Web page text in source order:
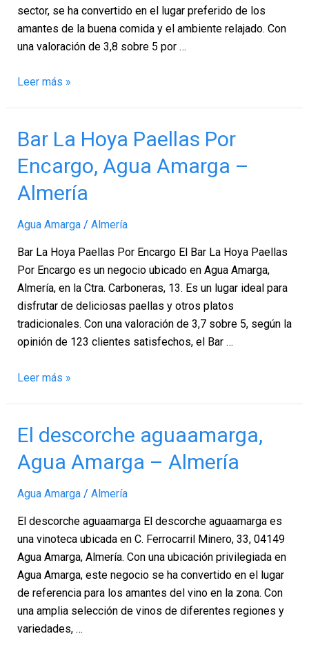
sector, se ha convertido en el lugar preferido de los
amantes de la buena comida y el ambiente relajado. Con
una valoración de 3,8 sobre 5 por …
Leer más »
Bar La Hoya Paellas Por
Encargo, Agua Amarga –
Almería
Agua Amarga/ Almería
Bar La Hoya Paellas Por Encargo El Bar La Hoya Paellas
Por Encargo es un negocio ubicado en Agua Amarga,
Almería, en la Ctra. Carboneras, 13. Es un lugar ideal para
disfrutar de deliciosas paellas y otros platos
tradicionales. Con una valoración de 3,7 sobre 5, según la
opinión de 123 clientes satisfechos, el Bar …
Bar
Hoya
Paellas
Encargo,
Amarga
–
Almería
Leer más »
El descorche aguaamarga,
Agua Amarga – Almería
Agua Amarga/ Almería
El descorche aguaamarga El descorche aguaamarga es
una vinoteca ubicada en C. Ferrocarril Minero, 33, 04149
Agua Amarga, Almería. Con una ubicación privilegiada en
Agua Amarga, este negocio se ha convertido en el lugar
de referencia para los amantes del vino en la zona. Con
una amplia selección de vinos de diferentes regiones y
variedades, …
El
descorche
aguaamarga,
Amarga
–
Almería